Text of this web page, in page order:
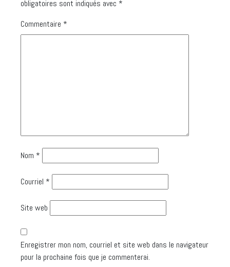
obligatoires sont indiqués avec *
Commentaire *
Nom *
Courriel *
Site web
Enregistrer mon nom, courriel et site web dans le navigateur
pour la prochaine fois que je commenterai.